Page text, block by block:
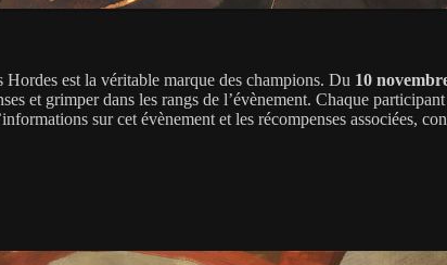
est la véritable marque des champions. Du 10
et grimper dans les rangs de l’évènement. Chaque
sur cet évènement et les récompenses associées,